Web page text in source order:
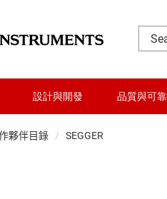
設計與開發 品質與可
夥伴目錄 SEGGER